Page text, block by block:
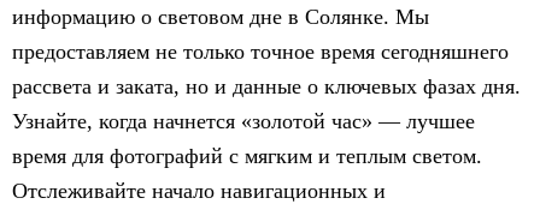
информацию о световом дне в Солянке. Мы
предоставляем не только точное время сегодняшнего
рассвета и заката, но и данные о ключевых фазах дня.
Узнайте, когда начнется «золотой час» — лучшее
время для фотографий с мягким и теплым светом.
Отслеживайте начало навигационных и